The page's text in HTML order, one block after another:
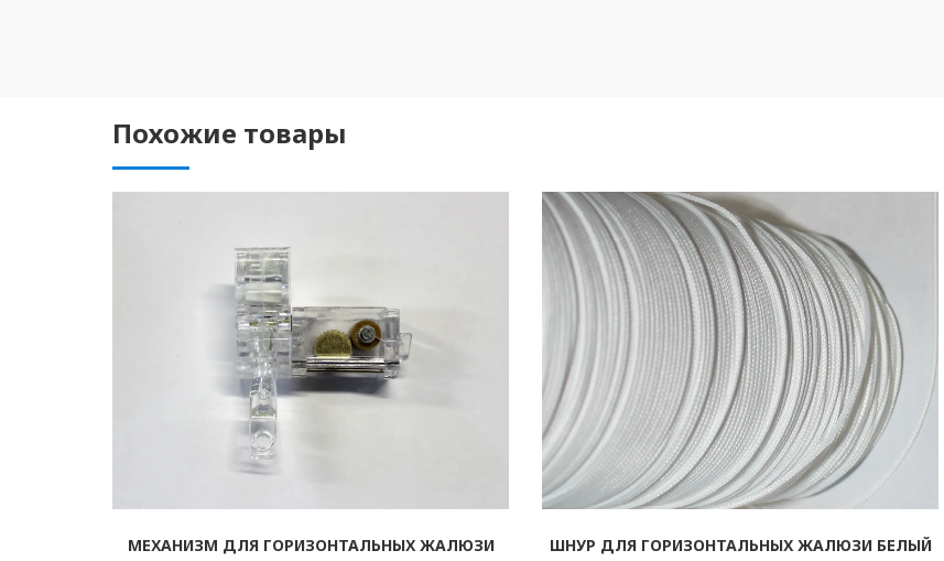
Похожие товары
МЕХАНИЗМ ДЛЯ ГОРИЗОНТАЛЬНЫХ ЖАЛЮЗИ
В КОРЗИНУ
ШНУР ДЛЯ ГОРИЗОНТАЛЬНЫХ ЖАЛЮЗИ БЕЛЫЙ
В КОРЗИНУ